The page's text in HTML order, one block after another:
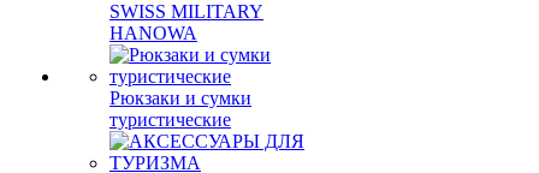
SWISS MILITARY
HANOWA
Рюкзаки и сумки
туристические